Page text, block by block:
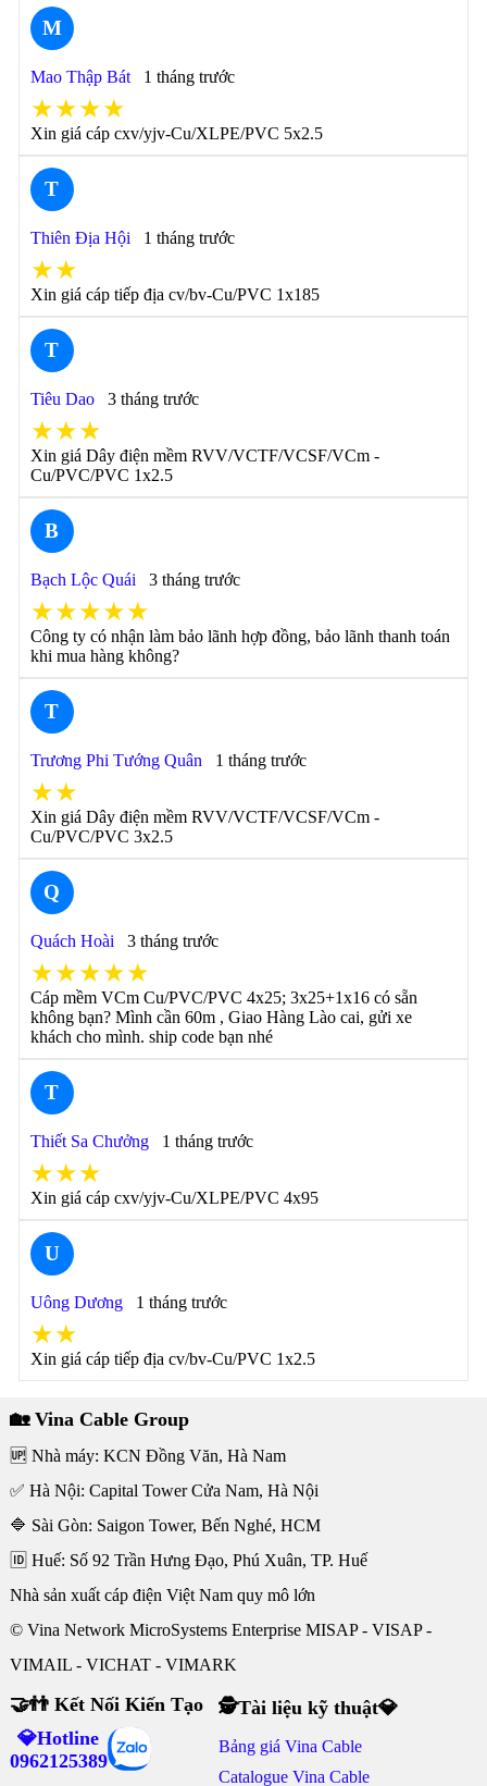
M
Mao Thập Bát 1 tháng trước
★★★★
Xin giá cáp cxv/yjv-Cu/XLPE/PVC 5x2.5
T
Thiên Địa Hội 1 tháng trước
★★
Xin giá cáp tiếp địa cv/bv-Cu/PVC 1x185
T
Tiêu Dao 3 tháng trước
★★★
Xin giá Dây điện mềm RVV/VCTF/VCSF/VCm -
Cu/PVC/PVC 1x2.5
B
Bạch Lộc Quái 3 tháng trước
★★★★★
Công ty có nhận làm bảo lãnh hợp đồng, bảo lãnh thanh toán
khi mua hàng không?
T
Trương Phi Tướng Quân 1 tháng trước
★★
Xin giá Dây điện mềm RVV/VCTF/VCSF/VCm -
Cu/PVC/PVC 3x2.5
Q
Quách Hoài 3 tháng trước
★★★★★
Cáp mềm VCm Cu/PVC/PVC 4x25; 3x25+1x16 có sẵn
không bạn? Mình cần 60m , Giao Hàng Lào cai, gửi xe
khách cho mình. ship code bạn nhé
T
Thiết Sa Chưởng 1 tháng trước
★★★
Xin giá cáp cxv/yjv-Cu/XLPE/PVC 4x95
U
Uông Dương 1 tháng trước
★★
Xin giá cáp tiếp địa cv/bv-Cu/PVC 1x2.5
🏡 Vina Cable Group
🆙 Nhà máy: KCN Đồng Văn, Hà Nam
✅ Hà Nội: Capital Tower Cửa Nam, Hà Nội
🔷 Sài Gòn: Saigon Tower, Bến Nghé, HCM
🆔 Huế: Số 92 Trần Hưng Đạo, Phú Xuân, TP. Huế
Nhà sản xuất cáp điện Việt Nam quy mô lớn
© Vina Network MicroSystems Enterprise MISAP - VISAP -
VIMAIL - VICHAT - VIMARK
🤝👬 Kết Nối Kiến Tạo
💎Hotline
0962125389
🕵Tài liệu kỹ thuật💎
Bảng giá Vina Cable
Catalogue Vina Cable